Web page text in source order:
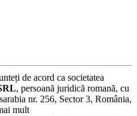
de acord ca societatea
, persoană juridică romană, cu
nr. 256, Sector 3, România,
mult